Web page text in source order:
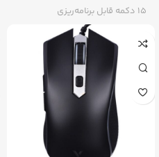
15 دکمه قابل برنامه‌ریزی
RGB
حداکثر دقت (DPI)